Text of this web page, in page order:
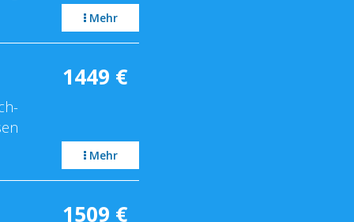
Mehr
1449 €
Mehr
1509 €